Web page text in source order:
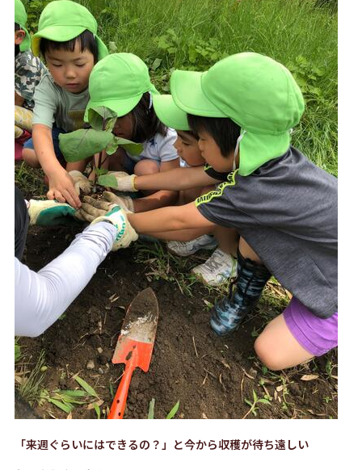
「来週ぐらいにはできるの？」と今から収穫が待ち遠しい